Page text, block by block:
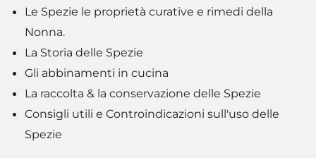
Le Spezie le proprietà curative e rimedi della
Nonna.
La Storia delle Spezie
Gli abbinamenti in cucina
La raccolta & la conservazione delle Spezie
Consigli utili e Controindicazioni sull'uso delle
Spezie